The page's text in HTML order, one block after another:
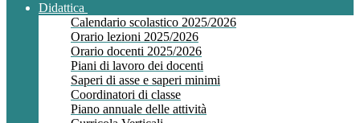
Didattica
Calendario scolastico 2025/2026
Orario lezioni 2025/2026
Orario docenti 2025/2026
Piani di lavoro dei docenti
Saperi di asse e saperi minimi
Coordinatori di classe
Piano annuale delle attività